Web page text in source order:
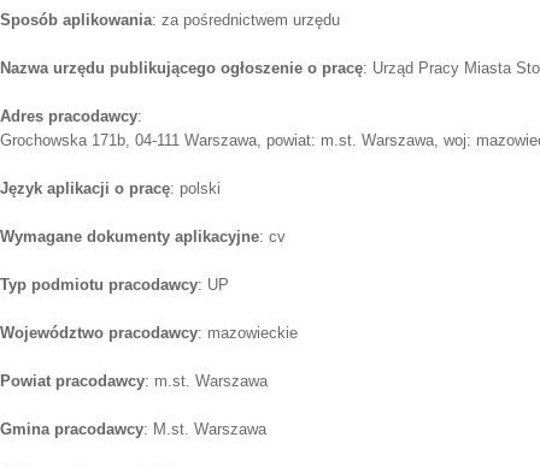
Sposób aplikowania: za pośrednictwem urzędu
Nazwa urzędu publikującego ogłoszenie o pracę: Urząd Pracy Miasta
Adres pracodawcy:
Grochowska 171b, 04-111 Warszawa, powiat: m.st. Warszawa, woj:
Język aplikacji o pracę: polski
Wymagane dokumenty aplikacyjne: cv
Typ podmiotu pracodawcy: UP
Województwo pracodawcy: mazowieckie
Powiat pracodawcy: m.st. Warszawa
Gmina pracodawcy: M.st. Warszawa